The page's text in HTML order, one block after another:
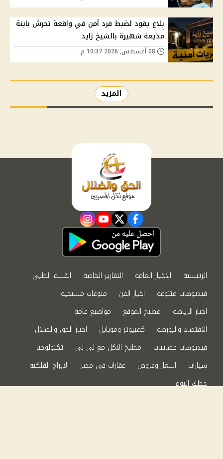
بلاغ يقود لضبط فرد أمن في واقعة تحرش بابنة
مذيعة شهيرة بالشيخ زايد
المزيد
facebook
twitter
youtube
instagram
الرئيسية الاخبار العامة التقارير الخاصة
القسم الطبي
فيديوهات متنوعة
اخبار الفن
منوعات مسيحية
اخبار الرياضة
مطبخ الموقع
مواضيع عامة
الاقتصاد والبورصة
كمبيوتر وموبايل
اخبار الحق والضلال
فيديوهات فضائيات
مطبخ الاكل مع لى لى
تكنولوجيا
سيارات
اسعار وعروض عقارات في مصر
الابراج الفلكية
حظك اليوم